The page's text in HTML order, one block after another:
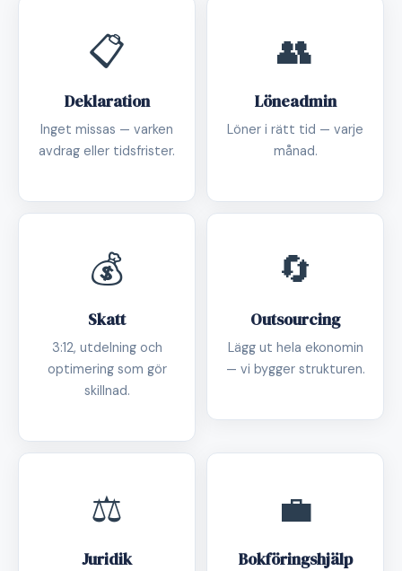
📋
Deklaration
Inget missas — varken
avdrag eller tidsfrister.
👥
Löneadmin
Löner i rätt tid — varje
månad.
💰
Skatt
3:12, utdelning och
optimering som gör
skillnad.
🔄
Outsourcing
Lägg ut hela ekonomin
— vi bygger strukturen.
⚖️
Juridik
💼
Bokföringshjälp